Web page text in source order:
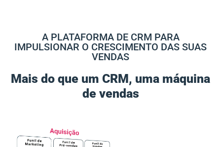
A PLATAFORMA DE CRM PARA
IMPULSIONAR O CRESCIMENTO DAS SUAS
VENDAS
Mais do que um CRM, uma máquina
de vendas